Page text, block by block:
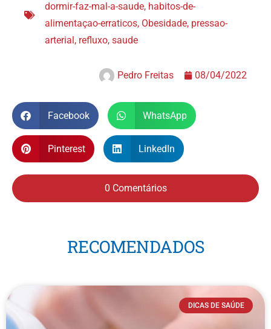
dormir-faz-mal-a-saude, habitos-de-
alimentaçao-erraticos, Obesidade, pressao-
arterial, refluxo, saude
Pedro Freitas 08/04/2022
Facebook WhatsApp
Pinterest LinkedIn
0 Comentários
RECOMENDADOS
DICAS DE SAÚDE